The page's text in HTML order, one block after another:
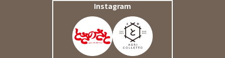
Instagram